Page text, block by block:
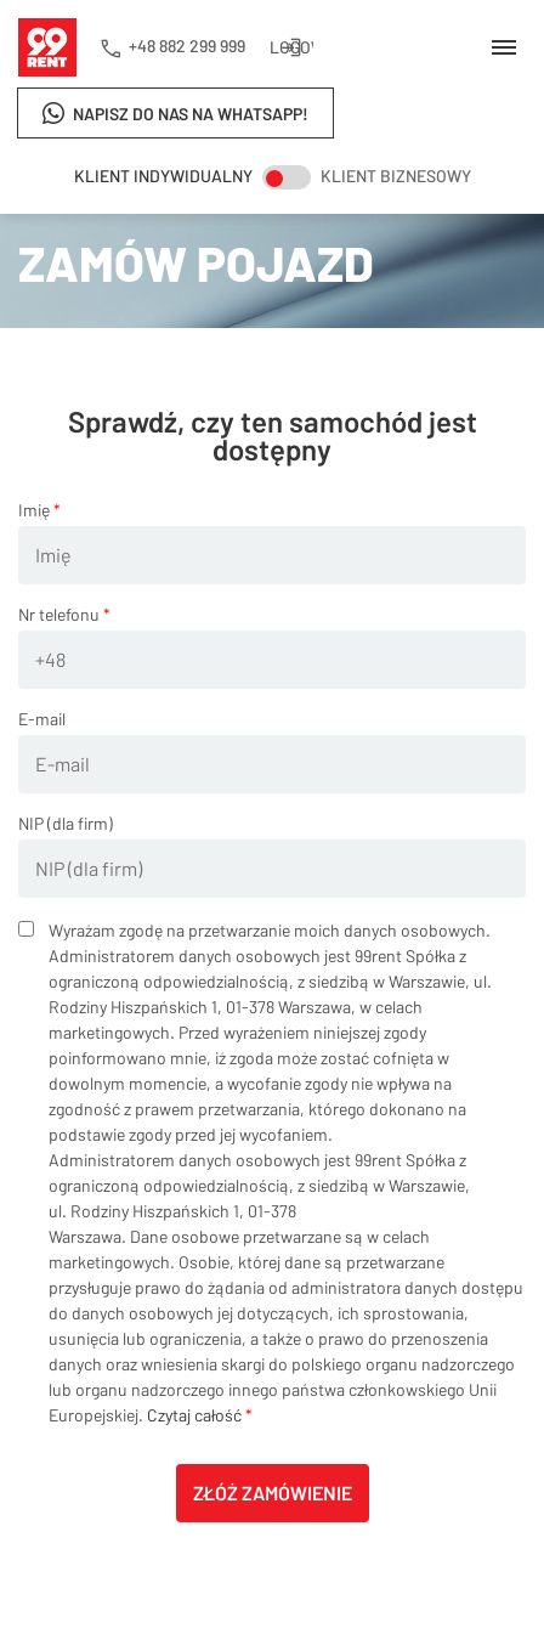
KLIENT INDYWIDUALNY KLIENT BIZNESOWY
NAPISZ DO NAS NA WHATSAPP!
+48 882 299 999 LOGOWANIE
Strona główna Zamów pojazd
ZAMÓW POJAZD
Sprawdź, czy ten samochód jest
dostępny
Imię*
Nr telefonu *
E-mail
NIP (dla firm)
Wyrażam zgodę na przetwarzanie moich danych osobowych.
Administratorem danych osobowych jest 99rent Spółka z
ograniczoną odpowiedzialnością, z siedzibą w Warszawie, ul.
Rodziny Hiszpańskich 1, 01-378 Warszawa, w celach
marketingowych. Przed wyrażeniem niniejszej zgody
poinformowano mnie, iż zgoda może zostać cofnięta w
dowolnym momencie, a wycofanie zgody nie wpływa na
zgodność z prawem przetwarzania, którego dokonano na
podstawie zgody przed jej wycofaniem.
Administratorem danych osobowych jest 99rent Spółka z
ograniczoną odpowiedzialnością, z siedzibą w Warszawie,
ul. Rodziny Hiszpańskich 1, 01-378
Warszawa. Dane osobowe przetwarzane są w celach
marketingowych. Osobie, której dane są przetwarzane
przysługuje prawo do żądania od administratora danych dostępu
do danych osobowych jej dotyczących, ich sprostowania,
usunięcia lub ograniczenia, a także o prawo do przenoszenia
danych oraz wniesienia skargi do polskiego organu nadzorczego
lub organu nadzorczego innego państwa członkowskiego Unii
Europejskiej. Czytaj całość*
ZŁÓŻ ZAMÓWIENIE